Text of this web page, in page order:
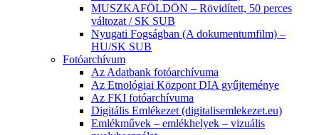
MUSZKAFÖLDÖN – Rövidített, 50 perces
változat / SK SUB
Nyugati Fogságban (A dokumentumfilm) –
HU/SK SUB
Fotóarchívum
Az Adatbank fotóarchívuma
Az Etnológiai Központ DIA gyűjteménye
Az FKI fotóarchívuma
Digitális Emlékezet (digitalisemlekezet.eu)
Emlékművek – emlékhelyek – vizuális